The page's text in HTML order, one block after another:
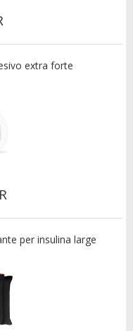
extra forte
per insulina large